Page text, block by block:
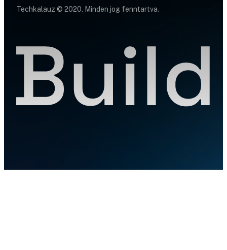
Techkalauz © 2020. Minden jog fenntartva.